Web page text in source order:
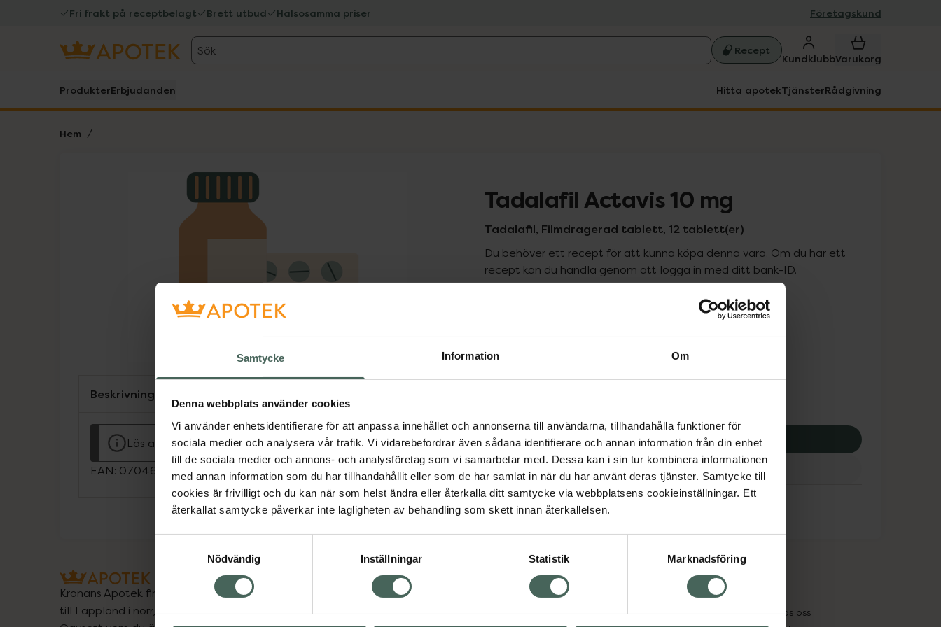
Samtycke Information Om
Denna webbplats använder cookies
Vi använder enhetsidentifierare för att anpassa innehållet och annonserna till användarna, tillhandahålla funktioner för
sociala medier och analysera vår trafik. Vi vidarebefordrar även sådana identifierare och annan information från din enhet
till de sociala medier och annons- och analysföretag som vi samarbetar med. Dessa kan i sin tur kombinera informationen
med annan information som du har tillhandahållit eller som de har samlat in när du har använt deras tjänster. Samtycke till
cookies är frivilligt och du kan när som helst ändra eller återkalla ditt samtycke via webbplatsens cookieinställningar. Ett
återkallat samtycke påverkar inte lagligheten av behandling som skett innan återkallelsen.
Nödvändig
Inställningar Statistik Marknadsföring
Fri frakt på receptbelagt Brett utbud Hälsosamma priser Företagskund
Sök Recept
KundklubbVarukorg
ProdukterErbjudanden Hitta apotekTjänsterRådgivning
Hem
Lista: . Innehåller 1 objekt. Tadalafil Actavis 10 mg
Tadalafil, Filmdragerad tablett, 12 tablett(er)
Du behöver ett recept för att kunna köpa denna vara. Om du har ett
recept kan du handla genom att logga in med ditt bank-ID.
Pris med recept
437,75 kr
Köp via ditt recept
Aktuella erbjudanden
Beskrivning
Läs alltid bipacksedeln innan användning.
EAN: 07046264196090
Kronans Apotek finns här för dig. Du hittar oss från Skåne i syd
till Lappland i norr, och online i mobilen och på datorn.
Vanliga frågor
Om recept och läkemedel
Högkostnadsskyddet
Jobba hos oss